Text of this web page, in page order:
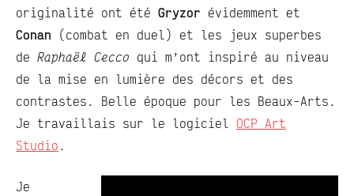
originalité ont été Gryzor évidemment et
Conan (combat en duel) et les jeux superbes
de Raphaël Cecco qui m’ont inspiré au niveau
de la mise en lumière des décors et des
contrastes. Belle époque pour les Beaux-Arts.
Je travaillais sur le logiciel OCP Art
Studio .
Je